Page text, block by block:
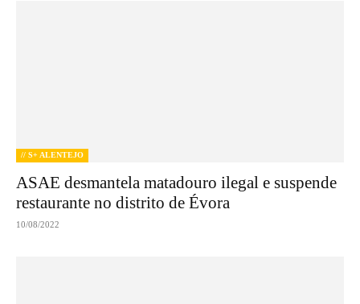
// S+ ALENTEJO
ASAE desmantela matadouro ilegal e suspende
restaurante no distrito de Évora
10/08/2022